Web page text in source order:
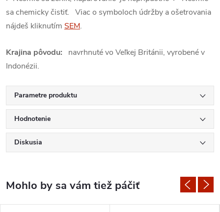
sa chemicky čistiť. Viac o symboloch údržby a ošetrovania
nájdeš kliknutím SEM.
Krajina pôvodu:
navrhnuté vo Veľkej Británii, vyrobené v
Indonézii.
Parametre produktu
Hodnotenie
Diskusia